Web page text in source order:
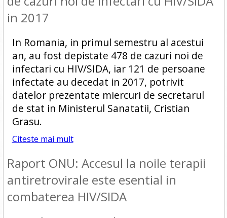
in 2017
In Romania, in primul semestru al acestui
an, au fost depistate 478 de cazuri noi de
infectari cu HIV/SIDA, iar 121 de persoane
infectate au decedat in 2017, potrivit
datelor prezentate miercuri de secretarul
de stat in Ministerul Sanatatii, Cristian
Grasu.
Citeste mai mult
Raport ONU: Accesul la noile terapii
antiretrovirale este esential in
combaterea HIV/SIDA